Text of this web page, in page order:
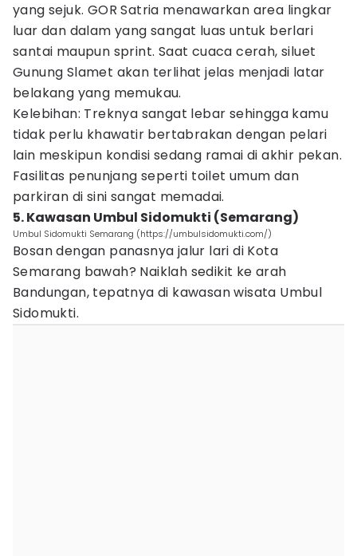
yang sejuk. GOR Satria menawarkan area lingkar
luar dan dalam yang sangat luas untuk berlari
santai maupun sprint. Saat cuaca cerah, siluet
Gunung Slamet akan terlihat jelas menjadi latar
belakang yang memukau.
Kelebihan: Treknya sangat lebar sehingga kamu
tidak perlu khawatir bertabrakan dengan pelari
lain meskipun kondisi sedang ramai di akhir pekan.
Fasilitas penunjang seperti toilet umum dan
parkiran di sini sangat memadai.
5. Kawasan Umbul Sidomukti (Semarang)
Umbul Sidomukti Semarang (https://umbulsidomukti.com/)
Bosan dengan panasnya jalur lari di Kota
Semarang bawah? Naiklah sedikit ke arah
Bandungan, tepatnya di kawasan wisata Umbul
Sidomukti.